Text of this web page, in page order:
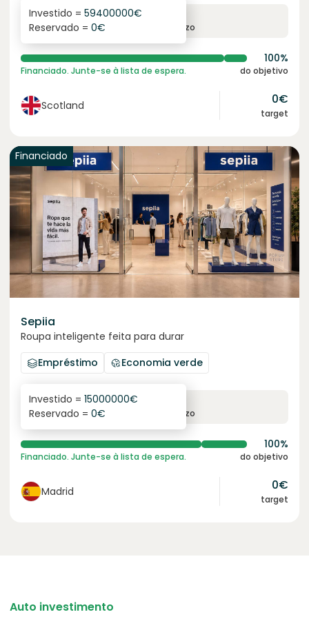
8.4%
juro anual prazo
Investido = 59400000€
Reservado = 0€
100%
Financiado. Junte-se à lista de espera. do objetivo
Scotland 0€
target
Financiado
Sepiia
Roupa inteligente feita para durar
Empréstimo
Economia verde
7.8%
juro anual prazo
Investido = 15000000€
Reservado = 0€
100%
Financiado. Junte-se à lista de espera. do objetivo
Madrid 0€
target
Auto investimento